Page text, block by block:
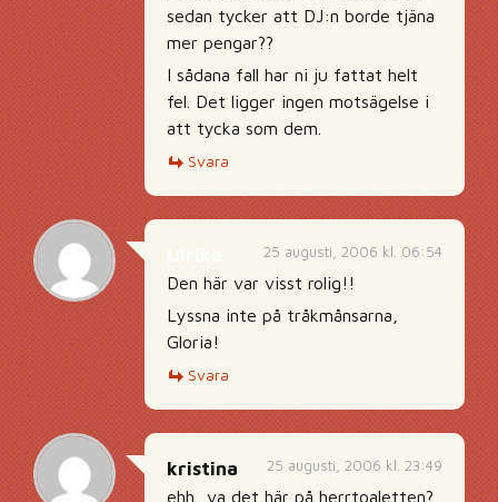
sedan tycker att DJ:n borde tjäna
mer pengar??
I sådana fall har ni ju fattat helt
fel. Det ligger ingen motsägelse i
att tycka som dem.
Svara
25 augusti, 2006 kl. 06:54
Den här var visst rolig!!
Lyssna inte på tråkmånsarna,
Gloria!
Svara
25 augusti, 2006 kl. 23:49
kristina
ehh.. va det här på herrtoaletten?